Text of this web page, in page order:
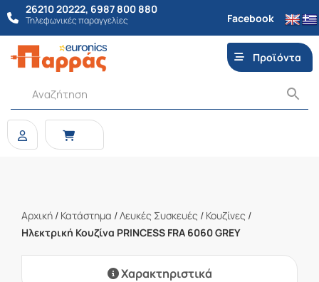
26210 20222, 6987 800 880
Τηλεφωνικές παραγγελίες Facebook
Προϊόντα
Αρχική / Κατάστημα /Λευκές Συσκευές / Κουζίνες /
Ηλεκτρική Κουζίνα PRINCESS FRA 6060 GREY
Χαρακτηριστικά